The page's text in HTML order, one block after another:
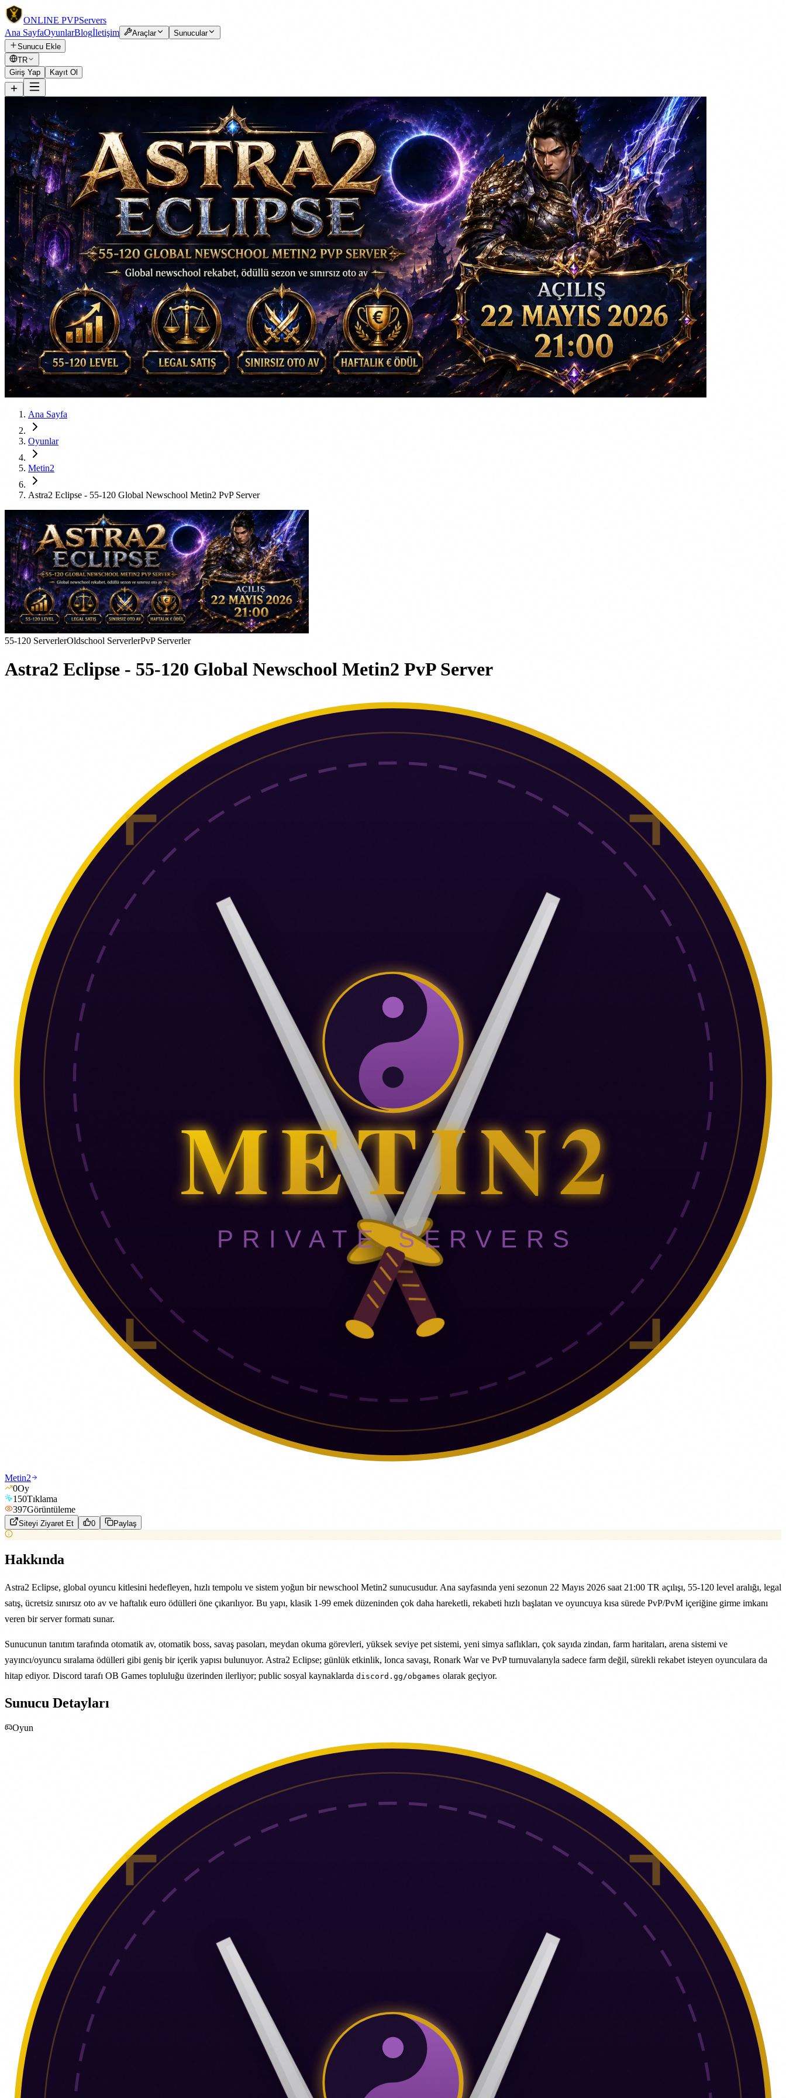
ONLINE PVPServers
Ana SayfaOyunlarBlogİletişim Araçlar
Sunucular
Sunucu Ekle
TR
Giriş Yap
Kayıt Ol
Ana Sayfa
Oyunlar
Metin2
Astra2 Eclipse - 55-120 Global Newschool Metin2 PvP Server
55-120 ServerlerOldschool ServerlerPvP Serverler
Astra2 Eclipse - 55-120 Global Newschool Metin2 PvP Server
Metin2
0Oy
150Tıklama
397Görüntüleme
Siteyi Ziyaret Et 0 Paylaş
Hakkında
Astra2 Eclipse, global oyuncu kitlesini hedefleyen, hızlı tempolu ve sistem yoğun bir newschool Metin2 sunucusudur. Ana sayfasında yeni sezonun 22 Mayıs 2026 saat 21:00 TR açılışı, 55-120 level aralığı, legal
satış, ücretsiz sınırsız oto av ve haftalık euro ödülleri öne çıkarılıyor. Bu yapı, klasik 1-99 emek düzeninden çok daha hareketli, rekabeti hızlı başlatan ve oyuncuya kısa sürede PvP/PvM içeriğine girme imkanı
veren bir server formatı sunar.
Sunucunun tanıtım tarafında otomatik av, otomatik boss, savaş pasoları, meydan okuma görevleri, yüksek seviye pet sistemi, yeni simya saflıkları, çok sayıda zindan, farm haritaları, arena sistemi ve
yayıncı/oyuncu sıralama ödülleri gibi geniş bir içerik yapısı bulunuyor. Astra2 Eclipse; günlük etkinlik, lonca savaşı, Ronark War ve PvP turnuvalarıyla sadece farm değil, sürekli rekabet isteyen oyunculara da
hitap ediyor. Discord tarafı OB Games topluluğu üzerinden ilerliyor; public sosyal kaynaklarda discord.gg/obgames olarak geçiyor.
Sunucu Detayları
Oyun